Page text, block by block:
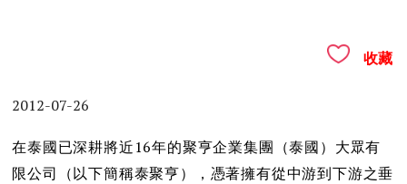
收藏
2012-07-26
在泰國已深耕將近16年的聚亨企業集團（泰國）大眾有
限公司（以下簡稱泰聚亨），憑著擁有從中游到下游之垂